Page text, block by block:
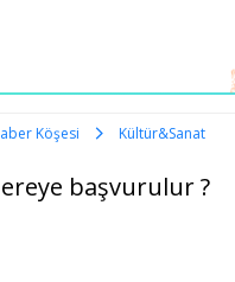
Köşesi Kültür&Sanat
başvurulur ?